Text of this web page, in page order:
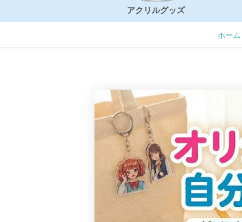
アクリルグッズ
ホーム